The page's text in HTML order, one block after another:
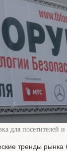
для посетителей и
тренды рынка